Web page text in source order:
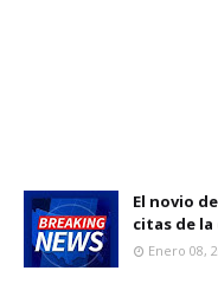
El novio
citas de la
Enero 08,